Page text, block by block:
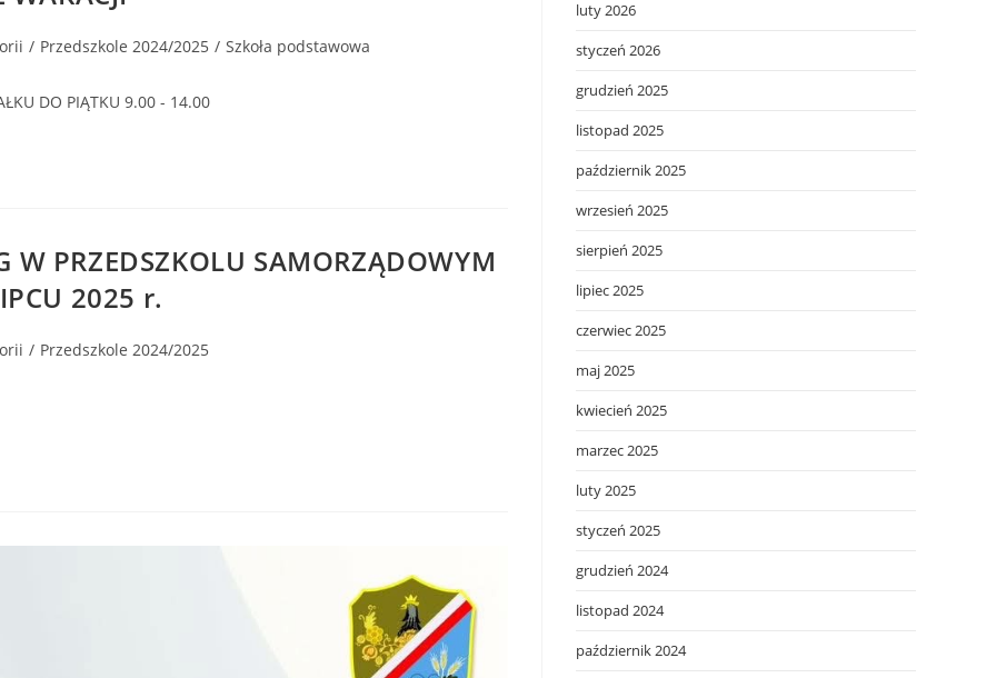
/ Przedszkole 2024/2025 / Szkoła podstawowa
DO PIĄTKU 9.00 - 14.00
W PRZEDSZKOLU SAMORZĄDOWYM
2025 r.
/ Przedszkole 2024/2025
luty 2026
styczeń 2026
grudzień 2025
listopad 2025
październik 2025
wrzesień 2025
sierpień 2025
lipiec 2025
czerwiec 2025
maj 2025
kwiecień 2025
marzec 2025
luty 2025
styczeń 2025
grudzień 2024
listopad 2024
październik 2024